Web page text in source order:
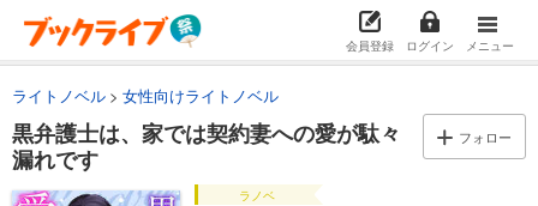
会員登録 ログイン メニュー
ライトノベル 女性向けライトノベル
黒弁護士は、家では契約妻への愛が駄々
漏れです
フォロー
ラノベ